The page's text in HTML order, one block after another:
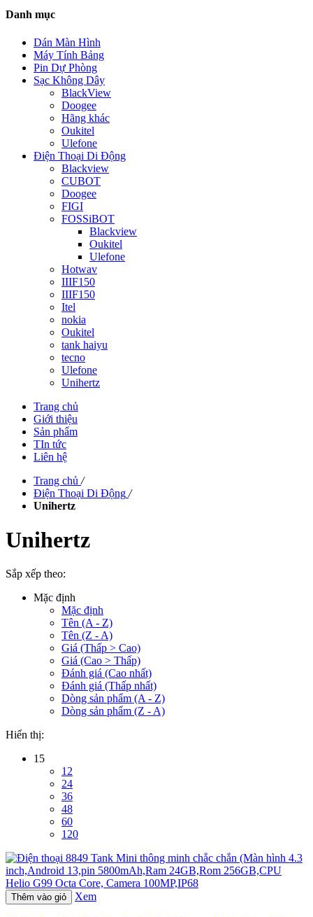
Danh mục
Dán Màn Hình
Máy Tính Bảng
Pin Dự Phòng
Sạc Không Dây
BlackView
Doogee
Hãng khác
Oukitel
Ulefone
Điện Thoại Di Động
Blackview
CUBOT
Doogee
FIGI
FOSSiBOT
Blackview
Oukitel
Ulefone
Hotwav
IIIF150
IIIF150
Itel
nokia
Oukitel
tank haiyu
tecno
Ulefone
Unihertz
Trang chủ
Giới thiệu
Sản phẩm
TIn tức
Liên hệ
Trang chủ /
Điện Thoại Di Động /
Unihertz
Unihertz
Sắp xếp theo:
Mặc định
Mặc định
Tên (A - Z)
Tên (Z - A)
Giá (Thấp > Cao)
Giá (Cao > Thấp)
Đánh giá (Cao nhất)
Đánh giá (Thấp nhất)
Dòng sản phẩm (A - Z)
Dòng sản phẩm (Z - A)
Hiển thị:
15
12
24
36
48
60
120
Thêm vào giỏ Xem